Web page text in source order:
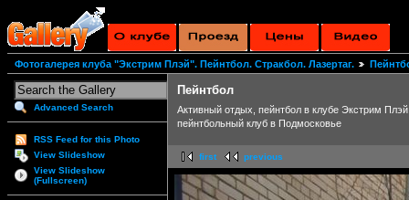
Фотогалерея клуба "Экстрим Плэй". Пейнтбол. Стракбол. Лазертаг.
Advanced Search
RSS Feed for this Photo
View Slideshow
View Slideshow
(Fullscreen)
Пейнтбол
Активный отдых, пейнтбол в клубе Экстрим
пейнтбольный клуб в Подмосковье
first previous